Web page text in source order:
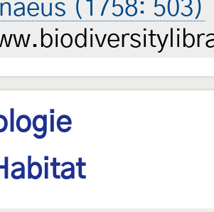
(1758: 503)